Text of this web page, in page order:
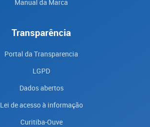
Manual da Marca
Transparência
Portal da Transparencia
LGPD
Dados abertos
Lei de acesso à informação
Curitiba-Ouve